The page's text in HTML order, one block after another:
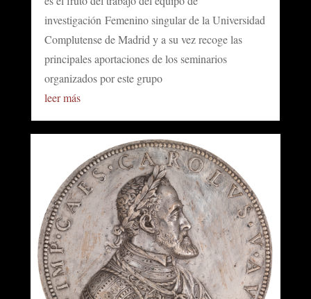
investigación Femenino singular de la Universidad
Complutense de Madrid y a su vez recoge las
principales aportaciones de los seminarios
organizados por este grupo
leer más